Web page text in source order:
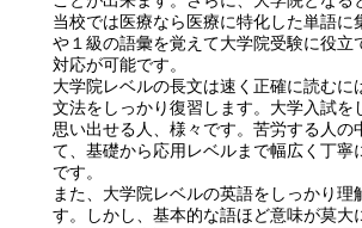
当校では医療なら医療に特化した単語
や１級の語彙を覚えて大学院受験に役
対応が可能です。
大学院レベルの長文は速く正確に読む
文法をしっかり復習します。大学入試
思い出せる人、様々です。苦労する人
て、基礎から応用レベルまで幅広く丁
です。
また、大学院レベルの英語をしっかり
す。しかし、基本的な語ほど意味が莫大